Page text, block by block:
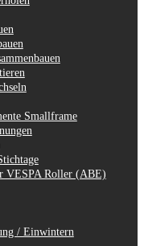
Smallframe
VESPA Roller (ABE)
/ Einwintern